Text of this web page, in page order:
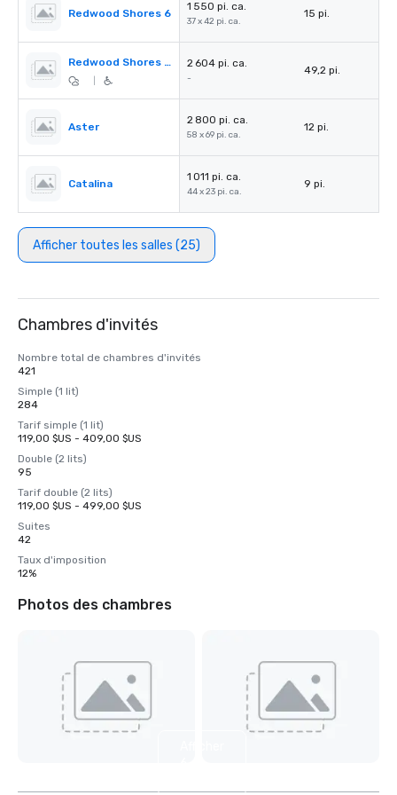
Redwood Shores 6
1 550 pi. ca.
37 x 42 pi. ca.
15 pi.
Redwood Shores Pre-Function 2 604 pi. ca.
-
49,2 pi.
Aster
2 800 pi. ca.
58 x 69 pi. ca.
12 pi.
Catalina
1 011 pi. ca.
44 x 23 pi. ca.
9 pi.
Afficher toutes les salles (25)
Chambres d'invités
Nombre total de chambres d'invités
421
Simple (1 lit)
284
Tarif simple (1 lit)
119,00 $US - 409,00 $US
Double (2 lits)
95
Tarif double (2 lits)
119,00 $US - 499,00 $US
Suites
42
Taux d'imposition
12%
Photos des chambres